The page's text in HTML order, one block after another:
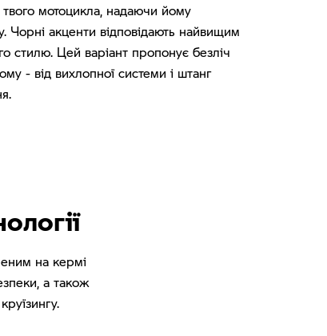
мотоцикла, надаючи йому
Чорні акценти відповідають найвищим
стилю. Цей варіант пропонує безліч
- від вихлопної системи і штанг
на кермі
а також